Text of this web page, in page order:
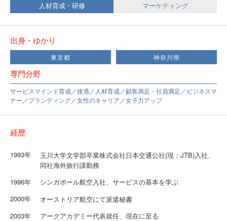
人材育成・研修
マーケティング
出身・ゆかり
東京都 神奈川県
専門分野
サービスマインド育成／接遇／人材育成／顧客満足・社員満足／ビジネスマ
ナー／ブランディング／女性のキャリア／女子力アップ
経歴
1993年
玉川大学文学部卒業株式会社日本交通公社(現：JTB)入社、
同社海外旅行課勤務
1996年
シンガポール航空入社、サービスの基本を学ぶ
2000年
オーストリア航空にて派遣秘書
2003年
アークアカデミー代表就任、現在に至る